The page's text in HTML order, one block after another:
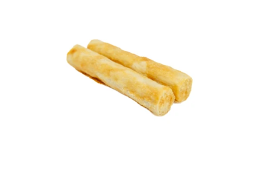
TIL HUNDEFØREREN
TIL BILEN